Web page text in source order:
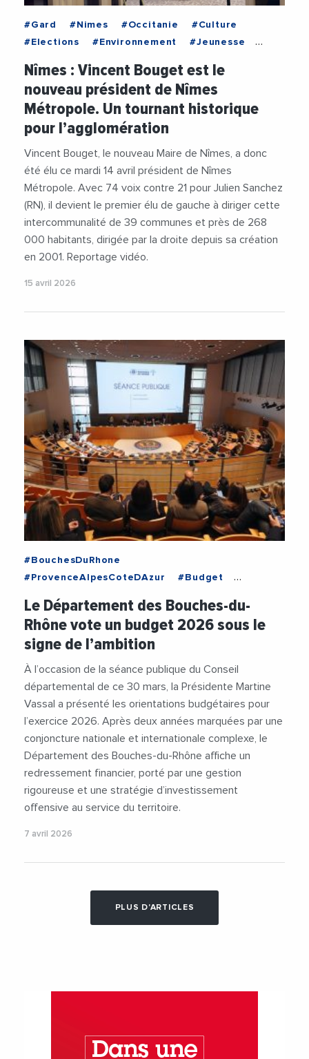
#Gard #Nimes #Occitanie
#Culture
#Elections
#Environnement
#Jeunesse
#Precarite
#TransitionEcologique
#Videos
#VincentBouget
Nîmes : Vincent Bouget est le
nouveau président de Nîmes
Métropole. Un tournant historique
pour l’agglomération
Vincent Bouget, le nouveau Maire de Nîmes, a donc
été élu ce mardi 14 avril président de Nîmes
Métropole. Avec 74 voix contre 21 pour Julien Sanchez
(RN), il devient le premier élu de gauche à diriger cette
intercommunalité de 39 communes et près de 268
000 habitants, dirigée par la droite depuis sa création
en 2001. Reportage vidéo.
15 avril 2026
#BouchesDuRhone
#ProvenceAlpesCoteDAzur
#Budget
#Education
#Enseignement
#Jeunesse
#MartineVassal
#Mobilite
Le Département des Bouches-du-
Rhône vote un budget 2026 sous le
signe de l’ambition
À l’occasion de la séance publique du Conseil
départemental de ce 30 mars, la Présidente Martine
Vassal a présenté les orientations budgétaires pour
l’exercice 2026. Après deux années marquées par une
conjoncture nationale et internationale complexe, le
Département des Bouches-du-Rhône affiche un
redressement financier, porté par une gestion
rigoureuse et une stratégie d’investissement
offensive au service du territoire.
7 avril 2026
PLUS D'ARTICLES